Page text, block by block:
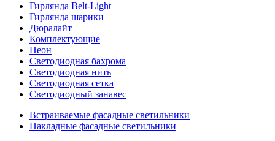
Гирлянда Belt-Light
Гирлянда шарики
Дюралайт
Комплектующие
Неон
Светодиодная бахрома
Светодиодная нить
Светодиодная сетка
Светодиодный занавес
Встраиваемые фасадные светильники
Накладные фасадные светильники